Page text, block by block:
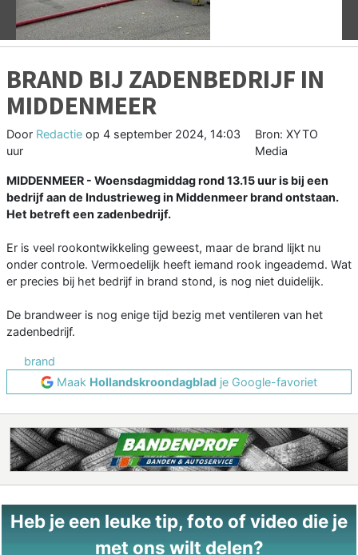
BRAND BIJ ZADENBEDRIJF IN
MIDDENMEER
Door Redactie op 4 september 2024, 14:03
uur
Bron: XYTO
Media
MIDDENMEER - Woensdagmiddag rond 13.15 uur is bij een
bedrijf aan de Industrieweg in Middenmeer brand ontstaan.
Het betreft een zadenbedrijf.
Er is veel rookontwikkeling geweest, maar de brand lijkt nu
onder controle. Vermoedelijk heeft iemand rook ingeademd. Wat
er precies bij het bedrijf in brand stond, is nog niet duidelijk.
De brandweer is nog enige tijd bezig met ventileren van het
zadenbedrijf.
brand
Maak Hollandskroondagblad je Google-favoriet
Heb je een leuke tip, foto of video die je
met ons wilt delen?